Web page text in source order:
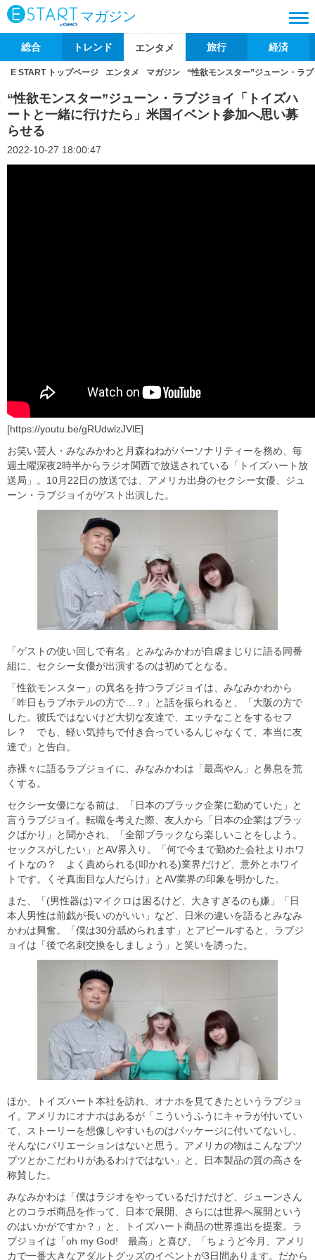
マガジン
総合 トレンド エンタメ 旅行 経済
E START トップページ エンタメ マガジン “性欲モンスター”ジューン・ラ
“性欲モンスター”ジューン・ラブジョイ「トイズハ
ートと一緒に行けたら」米国イベント参加へ思い募
らせる
2022-10-27 18:00:47
[https://youtu.be/gRUdwlzJVlE]
お笑い芸人・みなみかわと月森ねねがパーソナリティーを務め、毎
週土曜深夜2時半からラジオ関西で放送されている「トイズハート放
送局」。10月22日の放送では、アメリカ出身のセクシー女優、ジュ
ーン・ラブジョイがゲスト出演した。
「ゲストの使い回しで有名」とみなみかわが自虐まじりに語る同番
組に、セクシー女優が出演するのは初めてとなる。
「性欲モンスター」の異名を持つラブジョイは、みなみかわから
「昨日もラブホテルの方で…？」と話を振られると、「大阪の方で
した。彼氏ではないけど大切な友達で、エッチなことをするセフ
レ？ でも、軽い気持ちで付き合っているんじゃなくて、本当に友
達で」と告白。
赤裸々に語るラブジョイに、みなみかわは「最高やん」と鼻息を荒
くする。
セクシー女優になる前は、「日本のブラック企業に勤めていた」と
言うラブジョイ。転職を考えた際、友人から「日本の企業はブラッ
クばかり」と聞かされ、「全部ブラックなら楽しいことをしよう。
セックスがしたい」とAV界入り。「何で今まで勤めた会社よりホワ
イトなの？ よく責められる(叩かれる)業界だけど、意外とホワイ
トです。くそ真面目な人だらけ」とAV業界の印象を明かした。
また、「(男性器は)マイクロは困るけど、大きすぎるのも嫌」「日
本人男性は前戯が長いのがいい」など、日米の違いを語るとみなみ
かわは興奮。「僕は30分舐められます」とアピールすると、ラブジ
ョイは「後で名刺交換をしましょう」と笑いを誘った。
ほか、トイズハート本社を訪れ、オナホを見てきたというラブジョ
イ。アメリカにオナホはあるが「こういうふうにキャラが付いてい
て、ストーリーを想像しやすいものはパッケージに付いてないし、
そんなにバリエーションはないと思う。アメリカの物はこんなブツ
ブツとかこだわりがあるわけではない」と、日本製品の質の高さを
称賛した。
みなみかわは「僕はラジオをやっているだけだけど、ジューンさん
とのコラボ商品を作って、日本で展開、さらには世界へ展開という
のはいかがですか？」と、トイズハート商品の世界進出を提案。ラ
ブジョイは「oh my God! 最高」と喜び、「ちょうど今月、アメリ
カで一番大きなアダルトグッズのイベントが3日間あります。だから